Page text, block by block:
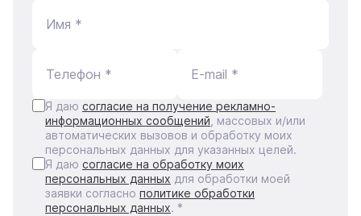
Имя *
Телефон * E-mail *
Я даю согласие на получение рекламно-
информационных сообщений , массовых и/или
автоматических вызовов и обработку моих
персональных данных для указанных целей.
Я даю согласие на обработку моих
персональных данных для обработки моей
заявки согласно политике обработки
персональных данных. *